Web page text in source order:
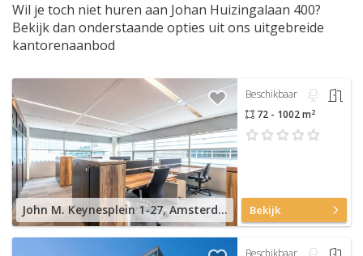
Wil je toch niet huren aan Johan Huizingalaan 400?
Bekijk dan onderstaande opties uit ons uitgebreide
kantorenaanbod
John M. Keynesplein 1-27, Amsterdam Riekerpolder
Beschikbaar
72 - 1002 m2
Bekijk